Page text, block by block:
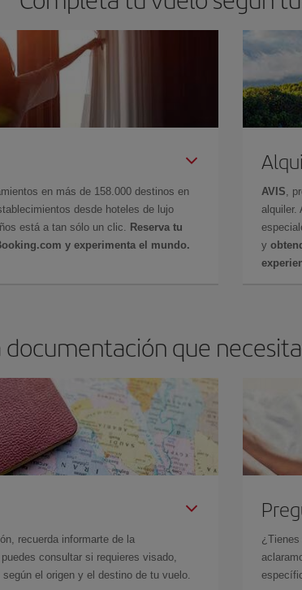
en más de 158.000 destinos en
desde hoteles de lujo
está a tan sólo un clic.
Reserva tu
y experimenta el mundo.
AVIS ,
alquiler.
y
documentación que
recuerda informarte de la
consultar si requieres visado,
el origen y el destino de tu vuelo.